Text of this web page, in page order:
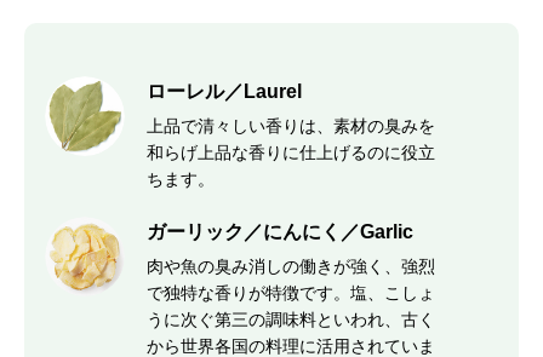
ローレル／Laurel
上品で清々しい香りは、素材の臭みを
和らげ上品な香りに仕上げるのに役立
ちます。
ガーリック／にんにく／Garlic
肉や魚の臭み消しの働きが強く、強烈
で独特な香りが特徴です。塩、こしょ
うに次ぐ第三の調味料といわれ、古く
から世界各国の料理に活用されていま